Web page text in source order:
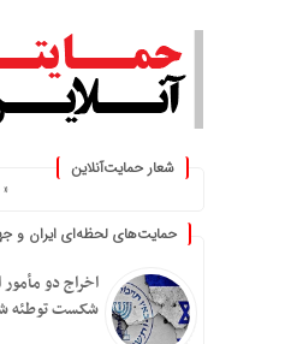
شعار حمایت‌آنلاین
«
حمایت‌های لحظه‌ای ایران و
اخراج دو
شکست توطئه